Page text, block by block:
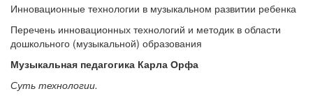
Инновационные технологии в музыкальном развитии ребенка
Перечень инновационных технологий и методик в области
дошкольного (музыкальной) образования
Музыкальная педагогика Карла Орфа
Суть технологии.